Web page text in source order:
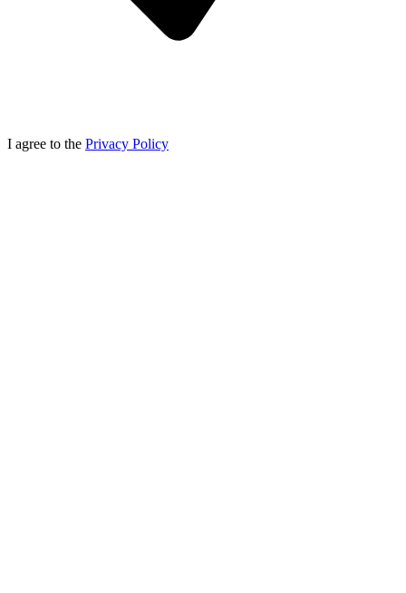
I agree to the Privacy Policy